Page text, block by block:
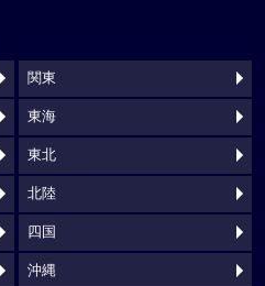
関東
東海
東北
北陸
四国
沖縄